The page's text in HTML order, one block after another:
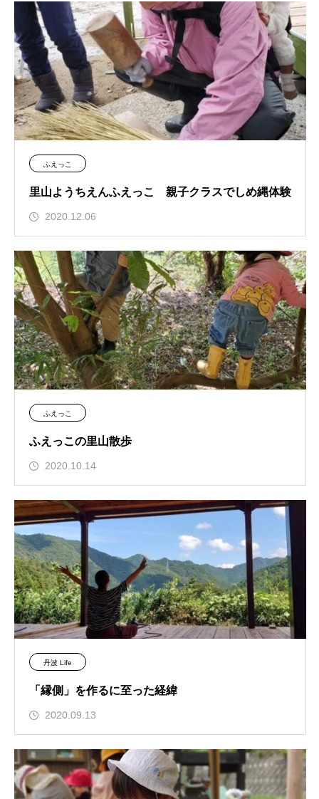
ふえっこ
里山ようちえんふえっこ 親子クラスでしめ縄体験
2020.12.06
ふえっこ
ふえっこの里山散歩
2020.10.14
丹波 Life
「縁側」を作るに至った経緯
2020.09.13